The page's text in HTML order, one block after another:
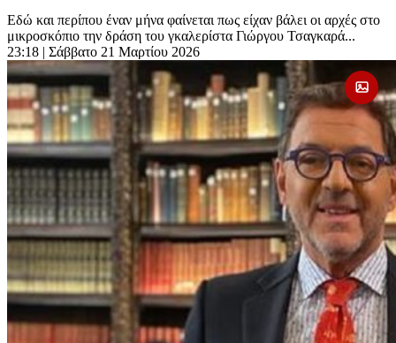
Εδώ και περίπου έναν μήνα φαίνεται πως είχαν βάλει οι αρχές στο
μικροσκόπιο την δράση του γκαλερίστα Γιώργου Τσαγκαρά...
23:18 | Σάββατο 21 Μαρτίου 2026